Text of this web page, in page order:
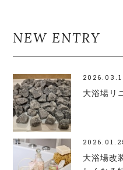
NEW ENTRY
大浴場リ
大浴場改